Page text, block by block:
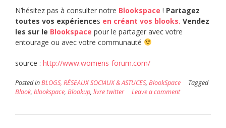
N’hésitez pas à consulter notre Blookspace ! Partagez
toutes vos expériences en créant vos blooks. Vendez
les sur le Blookspace pour le partager avec votre
entourage ou avec votre communauté
source : http://www.womens-forum.com/
Posted inBLOGS, RÉSEAUX SOCIAUX & ASTUCES, BlookSpace
Tagged
Blook, blookspace, Blookup, livre twitter Leave a comment